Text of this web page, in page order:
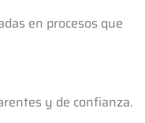
en procesos que
y de confianza.